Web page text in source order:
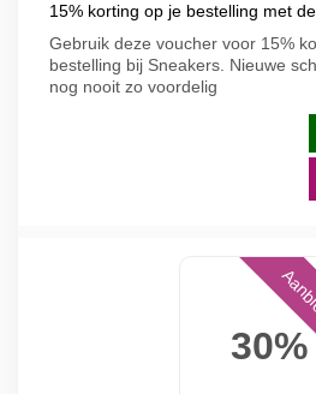
15% korting op je bestelling met
Gebruik deze voucher voor 15%
bestelling bij Sneakers. Nieuwe
nog nooit zo voordelig
30%